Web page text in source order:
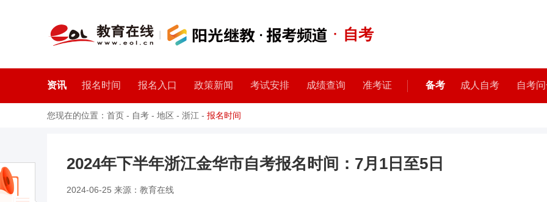
· 自考
资讯 报名时间 报名入口 政策新闻 考试安排 成绩查询 准考证 备考 成人自考 自考
您现在的位置： 首页 - 自考 - 地区 - 浙江 - 报名时间
2024年下半年浙江金华市自考报名时间：7月1日至5日
2024-06-25 来源：教育在线